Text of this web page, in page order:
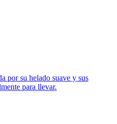
por su helado suave y sus
para llevar.